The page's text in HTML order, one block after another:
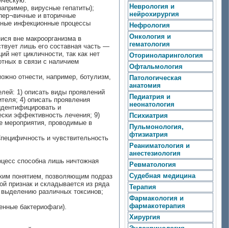
вирусные гепатиты);
и вторичные
инфекционные процессы
вне макроорганизма в
лишь его составная часть —
нет цикличности, так как нет
в связи с наличием
отнести, например, ботулизм,
1) описать виды проявлений
4) описать проявления
и
эффективность лечения; 9)
мероприятия, проводимые в
и чувствительность
способна лишь ничтожная
понятием, позволяющим подраз
признак и складывается из ряда
различных токсинов;
бактериофаги).
Неврология и
нейрохирургия
Нефрология
Онкология и
гематология
Оториноларингология
Офтальмология
Патологическая
анатомия
Педиатрия и
неонатология
Психиатрия
Пульмонология,
фтизиатрия
Реаниматология и
анестезиология
Ревматология
Судебная медицина
Терапия
Фармакология и
фармакотерапия
Хирургия